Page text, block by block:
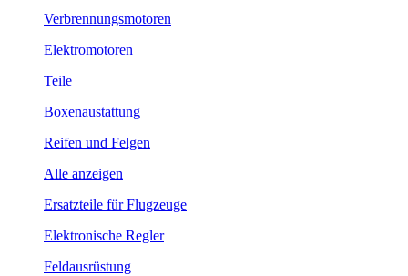
Verbrennungsmotoren
Elektromotoren
Teile
Boxenaustattung
Reifen und Felgen
Alle anzeigen
Ersatzteile für Flugzeuge
Elektronische Regler
Feldausrüstung